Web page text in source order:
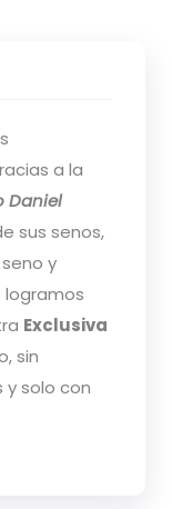
a la
Daniel
sus senos,
y
Exclusiva
sin
solo con